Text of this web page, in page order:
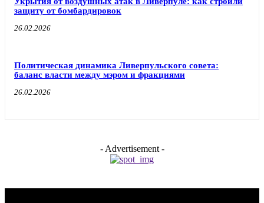
защиту от бомбардировок
26.02.2026
Политическая динамика Ливерпульского совета:
баланс власти между мэром и фракциями
26.02.2026
- Advertisement -